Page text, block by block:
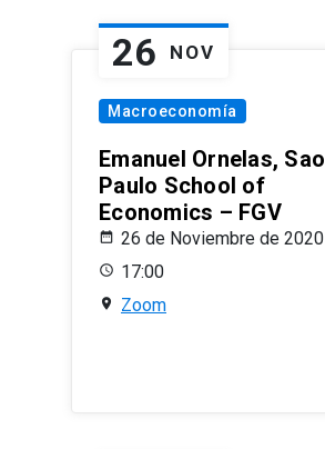
26 NOV
Macroeconomía
Emanuel Ornelas, Sao
Paulo School of
Economics – FGV
26 de Noviembre de 2020
17:00
Zoom